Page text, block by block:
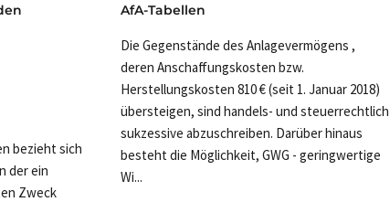
bezieht sich
der ein
Zweck
AfA-Tabellen
Die Gegenstände des Anlagevermögens ,
deren Anschaffungskosten bzw.
Herstellungskosten 810 € (seit 1. Januar 2018)
übersteigen, sind handels- und steuerrechtlich
sukzessive abzuschreiben. Darüber hinaus
besteht die Möglichkeit, GWG - geringwertige
Wi...